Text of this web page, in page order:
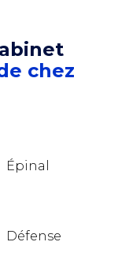
chez
Épinal
Défense